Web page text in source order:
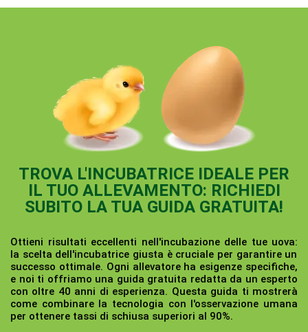
TROVA L'INCUBATRICE IDEALE PER
IL TUO ALLEVAMENTO: RICHIEDI
SUBITO LA TUA GUIDA GRATUITA!
Ottieni risultati eccellenti nell'incubazione delle tue uova:
la scelta dell'incubatrice giusta è cruciale per garantire un
successo ottimale. Ogni allevatore ha esigenze specifiche,
e noi ti offriamo una guida gratuita redatta da un esperto
con oltre 40 anni di esperienza. Questa guida ti mostrerà
come combinare la tecnologia con l'osservazione umana
per ottenere tassi di schiusa superiori al 90%.